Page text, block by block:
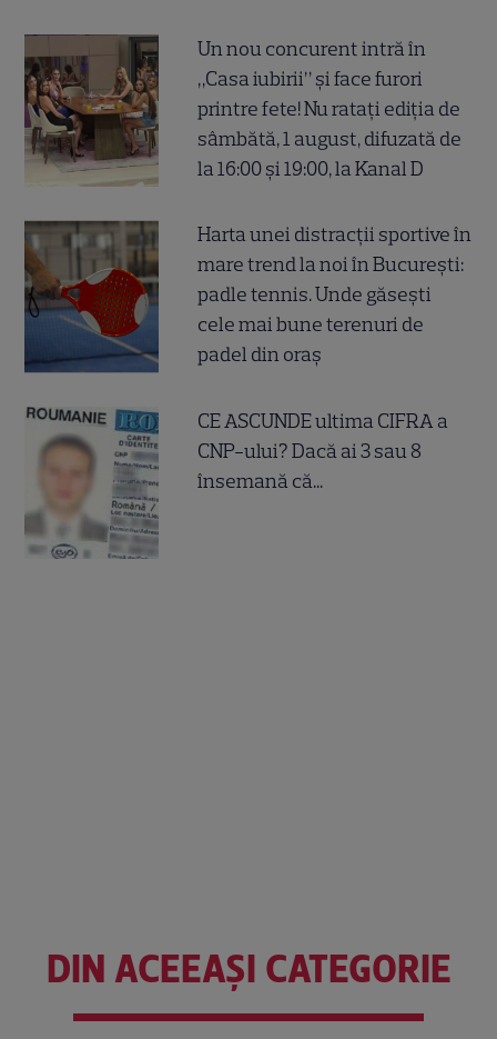
Un nou concurent intră în
„Casa iubirii” și face furori
printre fete! Nu ratați ediția de
sâmbătă, 1 august, difuzată de
la 16:00 și 19:00, la Kanal D
Harta unei distracții sportive în
mare trend la noi în București:
padle tennis. Unde găsești
cele mai bune terenuri de
padel din oraș
CE ASCUNDE ultima CIFRA a
CNP-ului? Dacă ai 3 sau 8
însemană că...
DIN ACEEAȘI CATEGORIE